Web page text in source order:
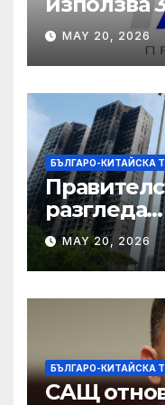
даде
MAY 20, 2026
БЪЛГАРО-КИТАЙСКА
разгледа
Court по
MAY 20, 2026
БЪЛГАРО-КИТАЙСКА
САЩ